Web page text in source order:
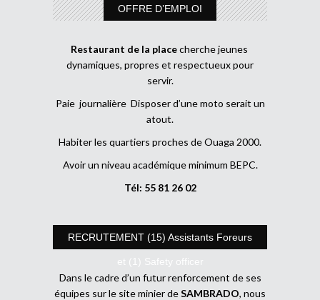
OFFRE D’EMPLOI
Restaurant de la placecherche jeunes
dynamiques, propres et respectueux pour
servir.
Paie journalière Disposer d’une moto serait un
atout.
Habiter les quartiers proches de Ouaga 2000.
Avoir un niveau académique minimum BEPC.
Tél: 55 81 26 02
RECRUTEMENT (15) Assistants Foreurs
et (1) Safety officer
Dans le cadre d’un futur renforcement de ses
équipes sur le site minier deSAMBRADO, nous